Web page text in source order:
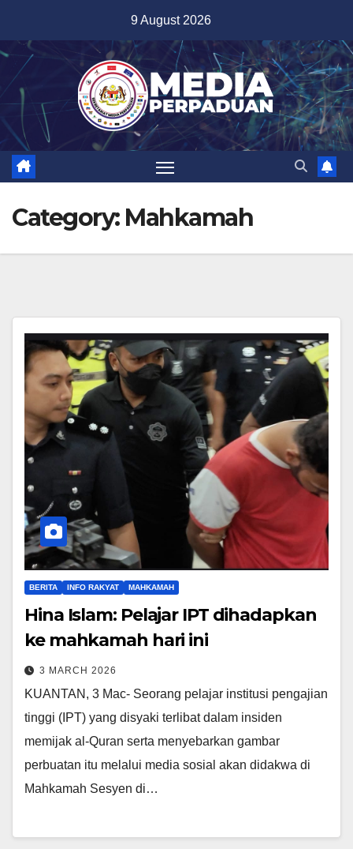
content
9 August 2026
Category: Mahkamah
BERITA INFO RAKYAT MAHKAMAH
Hina Islam: Pelajar IPT dihadapkan
ke mahkamah hari ini
3 MARCH 2026
KUANTAN, 3 Mac- Seorang pelajar institusi pengajian
tinggi (IPT) yang disyaki terlibat dalam insiden
memijak al-Quran serta menyebarkan gambar
perbuatan itu melalui media sosial akan didakwa di
Mahkamah Sesyen di…